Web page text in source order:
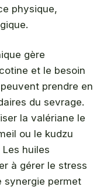
physique,
gère
et le besoin
prendre en
du sevrage.
la valériane le
ou le kudzu
huiles
à gérer le stress
synergie permet